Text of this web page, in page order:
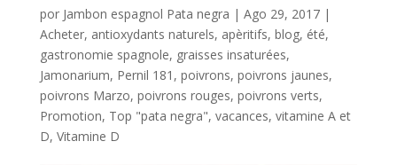
por Jambon espagnol Pata negra | Ago 29, 2017|
Acheter, antioxydants naturels, apèritifs, blog, été,
gastronomie spagnole, graisses insaturées,
Jamonarium, Pernil 181 , poivrons, poivrons jaunes,
poivrons Marzo, poivrons rouges, poivrons verts,
Promotion, Top "pata negra", vacances, vitamine A et
D, Vitamine D